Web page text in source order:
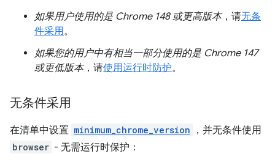
如果用户使用的是 Chrome 148 或更高版本，请无条
件采用。
如果您的用户中有相当一部分使用的是 Chrome 147
或更低版本，请使用运行时防护。
无条件采用
在清单中设置 minimum_chrome_version ，并无条件使用
browser - 无需运行时保护：